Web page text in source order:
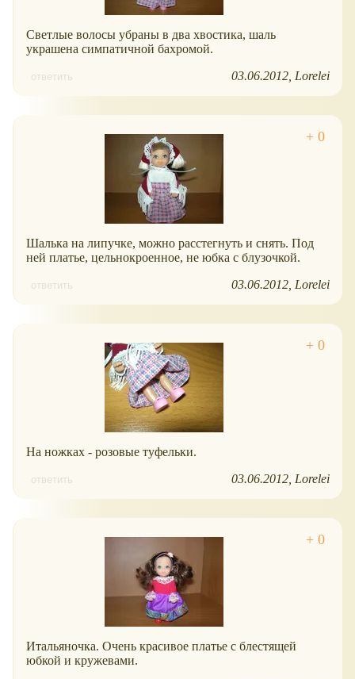
Светлые волосы убраны в два хвостика, шаль
украшена симпатичной бахромой.
ответить 03.06.2012 Lorelei
Шалька на липучке, можно расстегнуть и снять. Под
ней платье, цельнокроенное, не юбка с блузочкой.
ответить 03.06.2012 Lorelei
На ножках - розовые туфельки.
ответить 03.06.2012 Lorelei
Итальяночка. Очень красивое платье с блестящей
юбкой и кружевами.